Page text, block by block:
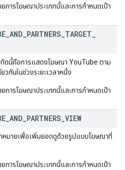
การโฆษณาประเภทนี้และการกำหนดเป้า
AND PARTNERS TARGET
ทัดนี้คือการแสดงโฆษณา YouTube ตาม
วกันในช่วงระยะเวลาหนึ่ง
การโฆษณาประเภทนี้และการกำหนดเป้า
AND PARTNERS VIEW
หมายเพื่อเพิ่มยอดดูด้วยรูปแบบโฆษณาที่
การโฆษณาประเภทนี้และการกำหนดเป้า